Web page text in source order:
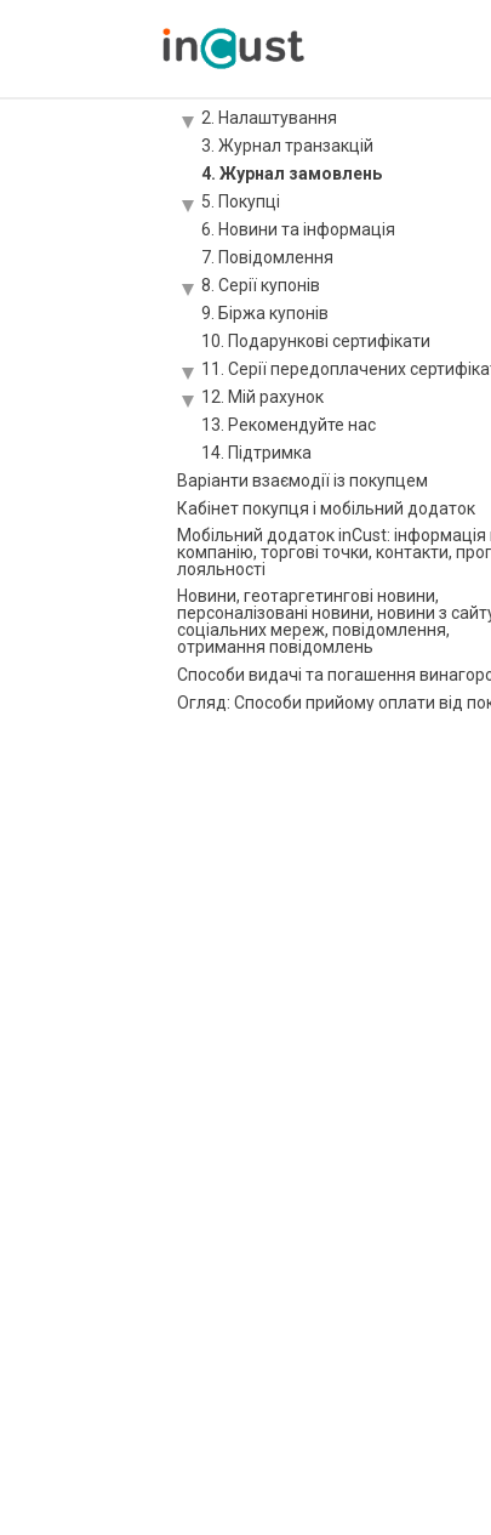
Інструкції
Інструкція-опис кабінету бізнесу
2. Налаштування
3. Журнал транзакцій
4. Журнал замовлень
5. Покупці
6. Новини та інформація
7. Повідомлення
8. Серії купонів
9. Біржа купонів
10. Подарункові сертифікати
11. Серії передоплачених
12. Мій рахунок
13. Рекомендуйте нас
14. Підтримка
Варіанти взаємодії із покупцем
Кабінет покупця і мобільний додаток
Мобільний додаток inCust: інформація
компанію, торгові точки, контакти,
лояльності
Новини, геотаргетингові новини,
персоналізовані новини, новини з
соціальних мереж, повідомлення,
отримання повідомлень
Способи видачі та погашення
Огляд: Способи прийому оплати від